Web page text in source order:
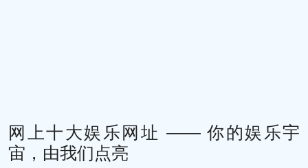
网上十大娱乐网址 —— 你的娱乐宇
宙，由我们点亮